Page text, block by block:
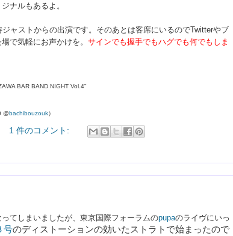
ナルもあるよ。
ャストからの出演です。そのあとは客席にいるのでTwitterやブ
で気軽にお声かけを。 サインでも握手でもハグでも何でもしま
BAR BAND NIGHT Vol.4"
@bachibouzouk）
1 件のコメント:
てしまいましたが、東京国際フォーラムのpupaのライヴにいっ
号のディストーションの効いたストラトで始まったので